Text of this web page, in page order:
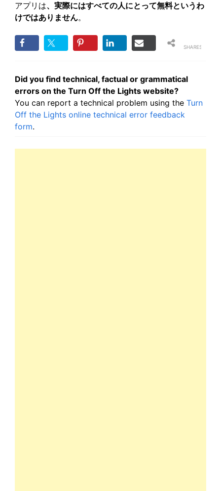
アプリは、実際にはすべての人にとって無料というわ
けではありません。
SHARES
Did you find technical, factual or grammatical
errors on the Turn Off the Lights website?
You can report a technical problem using the Turn
Off the Lights online technical error feedback
form.